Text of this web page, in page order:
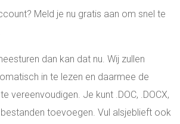
Meld je nu gratis aan om snel te
dan kan dat nu. Wij zullen
in te lezen en daarmee de
vereenvoudigen. Je kunt .DOC, .DOCX,
bestanden toevoegen. Vul alsjeblieft ook